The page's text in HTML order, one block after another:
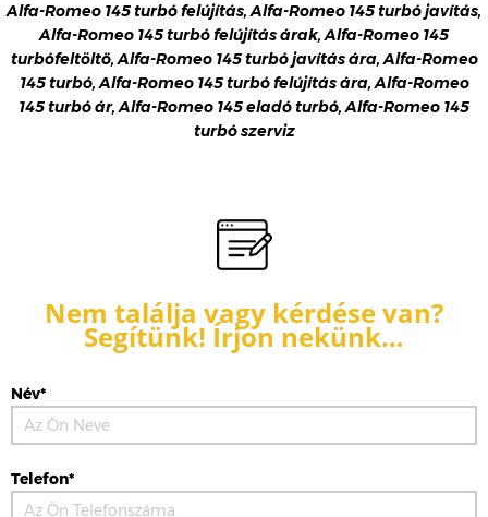
Alfa-Romeo 145 turbó felújítás, Alfa-Romeo 145 turbó javítás,
Alfa-Romeo 145 turbó felújítás árak, Alfa-Romeo 145
turbófeltöltő, Alfa-Romeo 145 turbó javítás ára, Alfa-Romeo
145 turbó, Alfa-Romeo 145 turbó felújítás ára, Alfa-Romeo
145 turbó ár, Alfa-Romeo 145 eladó turbó, Alfa-Romeo 145
turbó szerviz
Nem találja vagy kérdése van?
Segítünk! Írjon nekünk…
Név*
Telefon*